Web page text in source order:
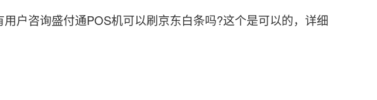
户咨询盛付通POS机可以刷京东白条吗?这个是可以的，详细